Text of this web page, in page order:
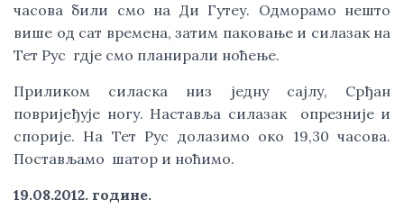
часова били смо на Ди Гутеу. Одморамо нешто
више од сат времена, затим паковање и силазак на
Тет Рус гдје смо планирали ноћење.
Приликом силаска низ једну сајлу, Срђан
повријеђује ногу. Наставља силазак опрезније и
спорије. На Тет Рус долазимо око 19,30 часова.
Постављамо шатор и ноћимо.
19.08.2012. године.